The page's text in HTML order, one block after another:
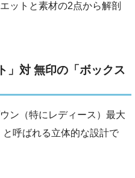
ットと素材の2点から解剖
」対 無印の「ボックス
ン（特にレディース）最大
呼ばれる立体的な設計で